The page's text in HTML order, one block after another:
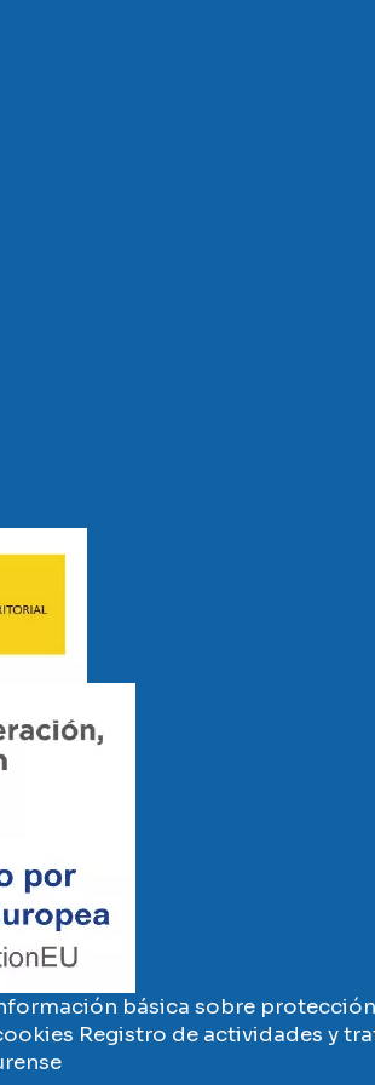
básica sobre
Registro de actividades y